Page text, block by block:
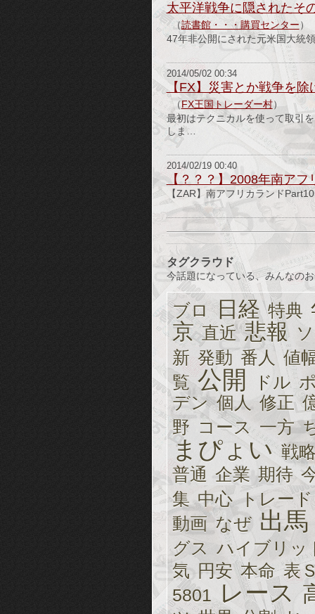
太平洋戦争に隠されたそ
（読書館・・・購買センター）
47年非公開にされた元米国大統
2014/05/02 00:34
【FX】災害とか戦争を除
（FX王国トレーダー村）
最初はテクニカルを使って取引
しま…
2014/02/19 00:40
【？？？】2008年南アフ
【ZAR】南アフリカランド
タグクラウド
今話題になっている、みんなの
ブロ 日経 特典
京 直近 悲報
新 発動 番人 値
覧 公開 ドル
デン 個人 修正
野 コース 一方
まぴょい 戦
普通 企業 期待
集 中心 トレード
動画 なぜ 出馬
グス ハイブリッ
気 円安 本命 表
5801
レース